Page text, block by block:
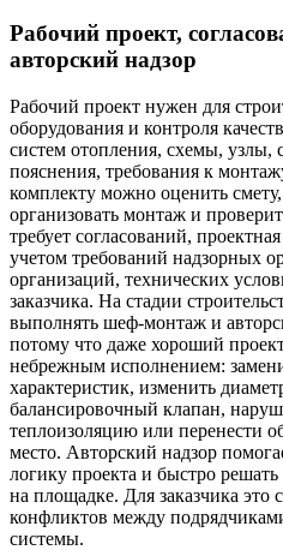
Рабочий проект,
авторский надзор
Рабочий проект нужен для
оборудования и контроля
систем отопления, схемы, узлы,
пояснения, требования к
комплекту можно оценить смету,
организовать монтаж и
требует согласований,
учетом требований надзорных
организаций, технических
заказчика. На стадии
выполнять шеф-монтаж и
потому что даже хороший
небрежным исполнением:
характеристик, изменить
балансировочный клапан,
теплоизоляцию или перенести
место. Авторский надзор
логику проекта и быстро
на площадке. Для заказчика это
конфликтов между
системы.